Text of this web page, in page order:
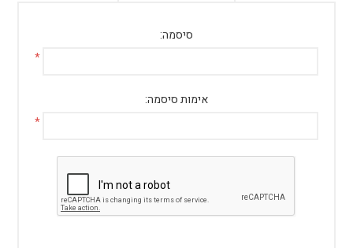
סיסמה:
*
אימות סיסמה:
*